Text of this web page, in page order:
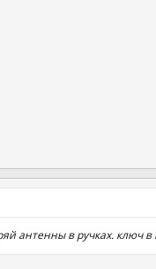
антенны в ручках. ключ